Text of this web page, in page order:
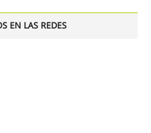
EN LAS REDES